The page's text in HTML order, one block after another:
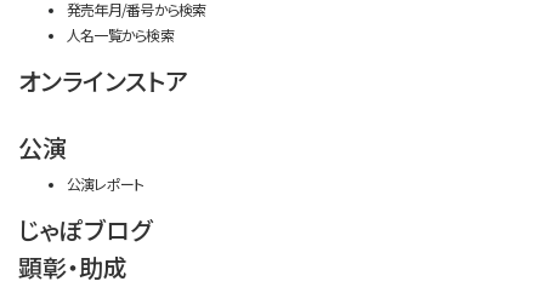
発売年月/番号から検索
人名一覧から検索
オンラインストア
公演
公演レポート
じゃぽブログ
顕彰・助成